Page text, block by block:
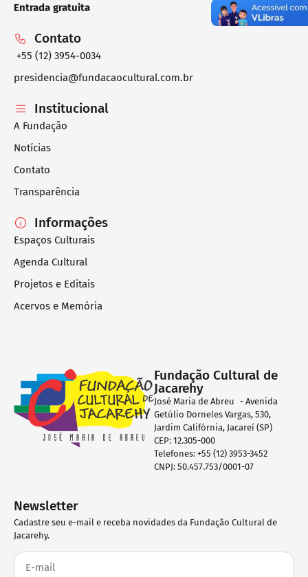
Entrada gratuita
Contato
+55 (12) 3954-0034
presidencia@fundacaocultural.com.br
Institucional
A Fundação
Notícias
Contato
Transparência
Informações
Espaços Culturais
Agenda Cultural
Projetos e Editais
Acervos e Memória
Fundação Cultural de
Jacarehy
José Maria de Abreu - Avenida
Getúlio Dorneles Vargas, 530,
Jardim Califórnia, Jacareí (SP)
CEP: 12.305-000
Telefones: +55 (12) 3953-3452
CNPJ: 50.457.753/0001-07
Newsletter
Cadastre seu e-mail e receba novidades da Fundação Cultural de
Jacarehy.